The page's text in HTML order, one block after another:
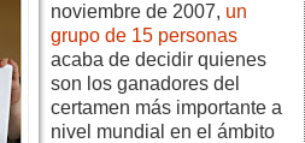
noviembre de 2007, un
grupo de 15 personas
acaba de decidir quienes
son los ganadores del
certamen más importante a
nivel mundial en el ámbito